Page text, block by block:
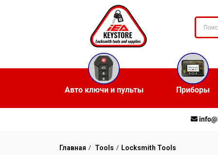
Авто ключи и пульты Приборы
Главная Tools Locksmith Tools